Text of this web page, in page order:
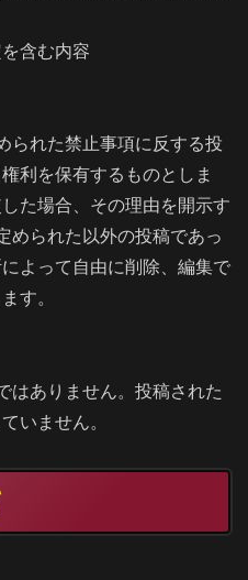
含む内容
られた禁止事項に反する投
利を保有するものとしま
た場合、その理由を開示す
められた以外の投稿であっ
よって自由に削除、編集で
す。
はありません。投稿された
いません。